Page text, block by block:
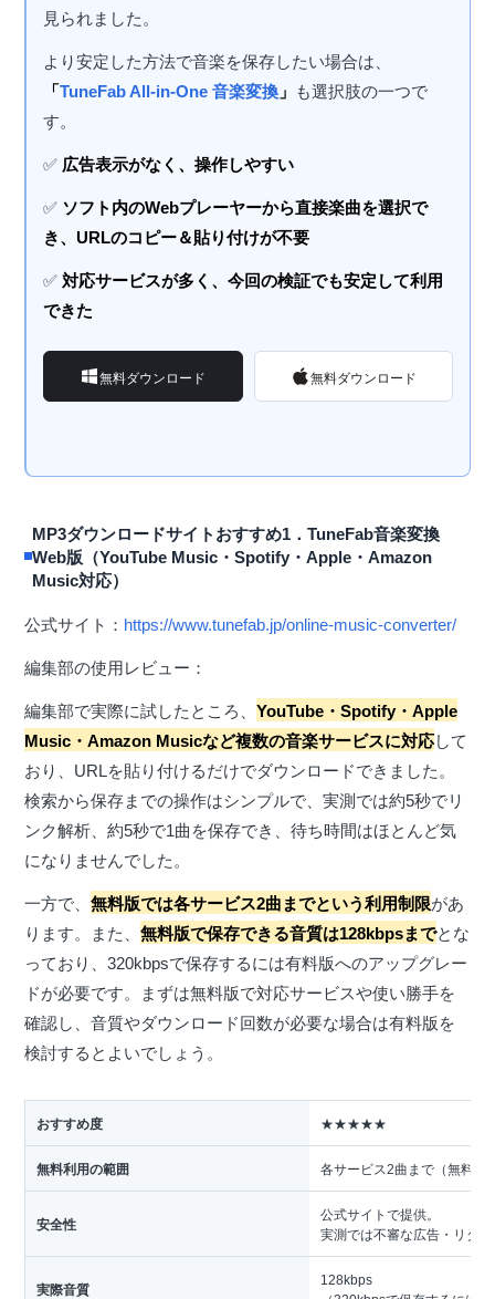
見られました。
より安定した方法で音楽を保存したい場合は、
「TuneFab All-in-One 音楽変換 」 も選択肢の一つで
す。
✅ 広告表示がなく、操作しやすい
✅ ソフト内のWebプレーヤーから直接楽曲を選択で
き、URLのコピー＆貼り付けが不要
✅対応サービスが多く、今回の検証でも安定して利用
できた
無料ダウンロード 無料ダウンロード
MP3ダウンロードサイトおすすめ1．TuneFab音楽変換
Web版（YouTube Music・Spotify・Apple・Amazon
Music対応）
公式サイト： https://www.tunefab.jp/online-music-converter/
編集部の使用レビュー：
編集部で実際に試したところ、YouTube・Spotify・Apple
Music・Amazon Musicなど複数の音楽サービスに対応して
おり、URLを貼り付けるだけでダウンロードできました。
検索から保存までの操作はシンプルで、実測では約5秒でリ
ンク解析、約5秒で1曲を保存でき、待ち時間はほとんど気
になりませんでした。
一方で、無料版では各サービス2曲までという利用制限があ
ります。また、無料版で保存できる音質は128kbpsまでとな
っており、320kbpsで保存するには有料版へのアップグレー
ドが必要です。まずは無料版で対応サービスや使い勝手を
確認し、音質やダウンロード回数が必要な場合は有料版を
検討するとよいでしょう。
おすすめ度 ★★★★★
無料利用の範囲 各サービス2曲まで（無料版
安全性
公式サイトで提供。
実測では不審な広告・リダ
実際音質
128kbps